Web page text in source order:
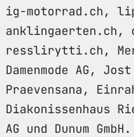
ig-motorrad.ch,
anklingaerten.ch,
resslirytti.ch,
Damenmode AG,
Praevensana,
Diakonissenhaus
AG und Dunum